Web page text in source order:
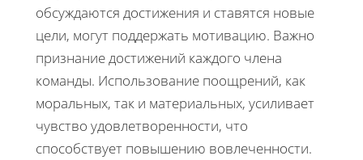
обсуждаются достижения и ставятся новые
цели, могут поддержать мотивацию. Важно
признание достижений каждого члена
команды. Использование поощрений, как
моральных, так и материальных, усиливает
чувство удовлетворенности, что
способствует повышению вовлеченности.